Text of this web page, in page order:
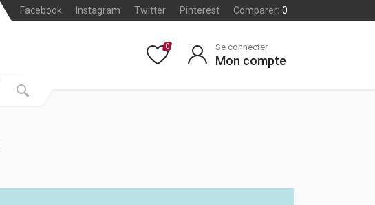
Facebook Instagram Twitter Pinterest Comparer: 0
0 Se connecter
Mon compte